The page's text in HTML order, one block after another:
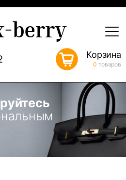
berry
Корзина
0 товаров